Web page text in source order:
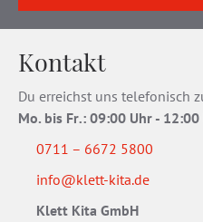
Kontakt
Du erreichst uns telefonisch
Mo. bis Fr.: 09:00 Uhr - 12:00
0711 – 6672 5800
info@klett-kita.de
Klett Kita GmbH